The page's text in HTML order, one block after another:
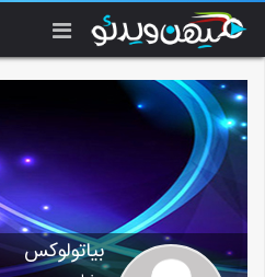
بیاتولوکس